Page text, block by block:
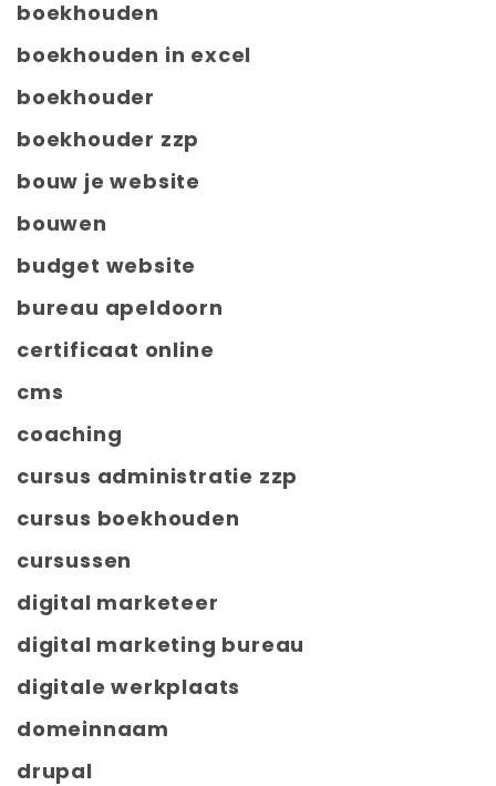
boekhouden
boekhouden in excel
boekhouder
boekhouder zzp
bouw je website
bouwen
budget website
bureau apeldoorn
certificaat online
cms
coaching
cursus administratie zzp
cursus boekhouden
cursussen
digital marketeer
digital marketing bureau
digitale werkplaats
domeinnaam
drupal